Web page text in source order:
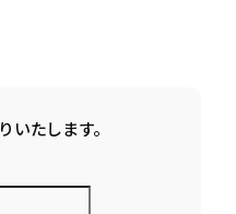
いたします。